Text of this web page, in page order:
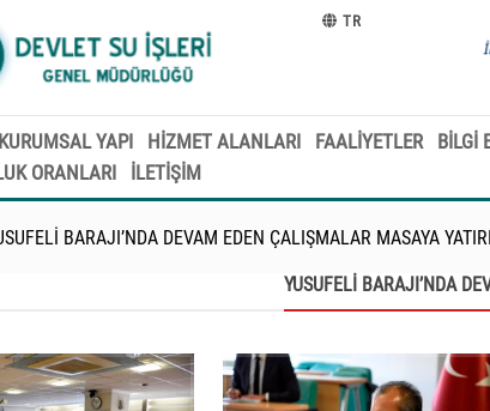
TR
KURUMSAL YAPI HİZMET ALANLARI FAALİYETLER BİLGİ
ORANLARI
İLETİŞİM
BARAJI’NDA DEVAM EDEN ÇALIŞMALAR MASAYA
YUSUFELİ BARAJI’NDA